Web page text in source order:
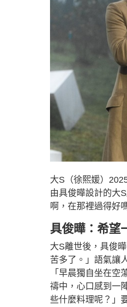
大S（徐熙媛）
由具俊曄設計的大
啊，在那裡過得好
具俊曄：希望
大S離世後，具俊
苦多了。」語氣讓
「早晨獨自坐在
禱中，心口感到一
些什麼料理呢？」